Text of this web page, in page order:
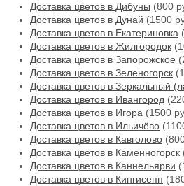
Доставка цветов в Дибуны (800
Доставка цветов в Дунай (1500
Доставка цветов в Екатериновка
Доставка цветов в Жилгородок
Доставка цветов в Запорожское
Доставка цветов в Зеленогорск
Доставка цветов в Зеркальный
Доставка цветов в Ивангород
Доставка цветов в Игора (1500
Доставка цветов в Ильичёво
Доставка цветов в Кавголово
Доставка цветов в Каменногорск
Доставка цветов в Каннельярви
Доставка цветов в Кингисепп